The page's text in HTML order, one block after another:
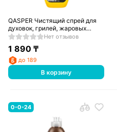
QASPER Чистящий спрей для
духовок, грилей, жаровых
шкафов Active foam 750 мл
Нет отзывов
1 890₸
до 189
В корзину
0-0-24